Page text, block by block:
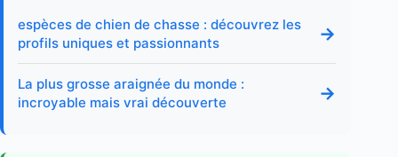
espèces de chien de chasse : découvrez les
profils uniques et passionnants
→
La plus grosse araignée du monde :
incroyable mais vrai découverte
→